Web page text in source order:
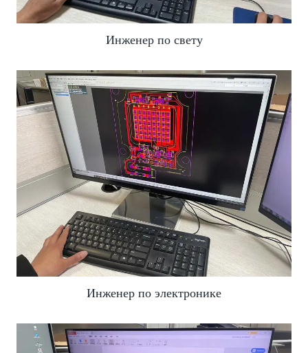
Инженер по свету
Инженер по электронике